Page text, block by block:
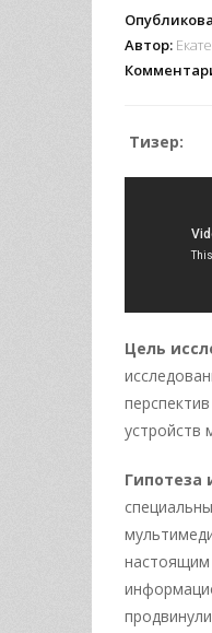
Автор:
Тизер:
Цель
устройств
Гипотеза